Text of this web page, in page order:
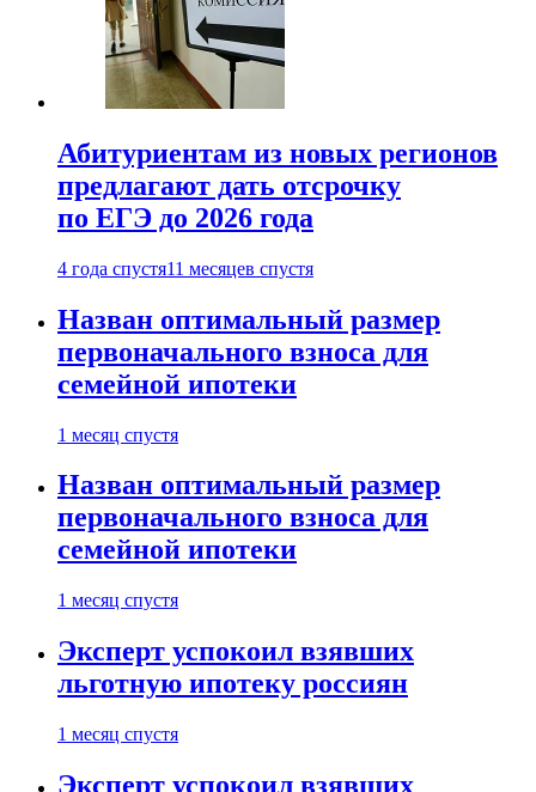
Абитуриентам из новых регионов
предлагают дать отсрочку
по ЕГЭ до 2026 года
4 года спустя11 месяцев спустя
Назван оптимальный размер
первоначального взноса для
семейной ипотеки
1 месяц спустя
Назван оптимальный размер
первоначального взноса для
семейной ипотеки
1 месяц спустя
Эксперт успокоил взявших
льготную ипотеку россиян
1 месяц спустя
Эксперт успокоил взявших